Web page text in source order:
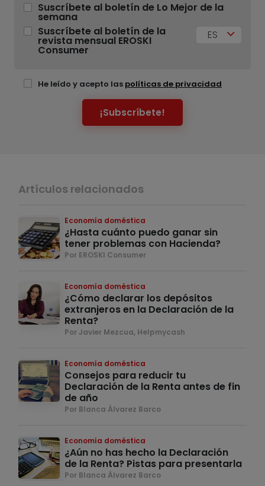
Suscríbete al boletín de Lo Mejor de la
semana
Suscríbete al boletín de la
revista mensual EROSKI
Consumer
ES
He leído y acepto las políticas de privacidad
¡Subscríbete!
Artículos relacionados
Economía doméstica
¿Hasta cuánto puedo ganar sin
tener problemas con Hacienda?
Por EROSKI Consumer
Economía doméstica
¿Cómo declarar los depósitos
extranjeros en la Declaración de la
Renta?
Por Javier Mezcua, Helpmycash
Economía doméstica
Consejos para reducir tu
Declaración de la Renta antes de fin
de año
Por Blanca Álvarez Barco
Economía doméstica
¿Aún no has hecho la Declaración
de la Renta? Pistas para presentarla
Por Blanca Álvarez Barco